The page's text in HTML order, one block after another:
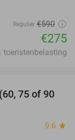
Regulier €590
€275
toeristenbelasting
49%
75 of 90
9.6 star